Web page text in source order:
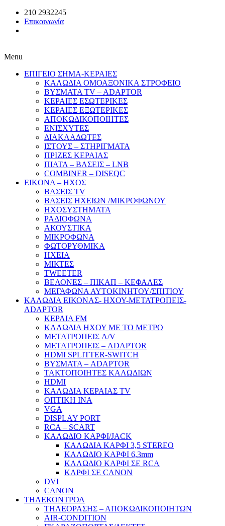
210 2932245
Επικοινωνία
Menu
ΕΠΙΓΕΙΟ ΣΗΜΑ-ΚΕΡΑΙΕΣ
ΚΑΛΩΔΙΑ ΟΜΟΑΞΟΝΙΚΑ ΣΤΡΟΦΕΙΟ
ΒΥΣΜΑΤΑ TV – ADAPTOR
ΚΕΡΑΙΕΣ ΕΣΩΤΕΡΙΚΕΣ
ΚΕΡΑΙΕΣ ΕΞΩΤΕΡΙΚΕΣ
ΑΠΟΚΩΔΙΚΟΠΟΙΗΤΕΣ
ΕΝΙΣΧΥΤΕΣ
ΔΙΑΚΛΑΔΩΤΕΣ
ΙΣΤΟΥΣ – ΣΤΗΡΙΓΜΑΤΑ
ΠΡΙΖΕΣ ΚΕΡΑΙΑΣ
ΠΙΑΤΑ – ΒΑΣΕΙΣ – LNB
COMBINER – DISEQC
EIKONA – ΗΧΟΣ
ΒΑΣΕΙΣ TV
ΒΑΣΕΙΣ ΗΧΕΙΩΝ /ΜΙΚΡΟΦΩΝΟΥ
ΗΧΟΣΥΣΤΗΜΑΤΑ
ΡΑΔΙΟΦΩΝΑ
ΑΚΟΥΣΤΙΚΑ
ΜΙΚΡΟΦΩΝΑ
ΦΩΤΟΡΥΘΜΙΚΑ
ΗΧΕΙΑ
ΜΙΚΤΕΣ
TWEETER
ΒΕΛΟΝΕΣ – ΠΙΚΑΠ – ΚΕΦΑΛΕΣ
ΜΕΓΑΦΩΝΑ ΑΥΤΟΚΙΝΗΤΟΥ/ΣΠΙΤΙΟΥ
ΚΑΛΩΔΙΑ ΕΙΚΟΝΑΣ- ΗΧΟΥ-ΜΕΤΑΤΡΟΠΕΙΣ-
ADAPTOR
ΚΕΡΑΙΑ FM
ΚΑΛΩΔΙΑ ΗΧΟΥ ΜΕ ΤΟ ΜΕΤΡΟ
ΜΕΤΑΤΡΟΠΕΙΣ A/V
ΜΕΤΑΤΡΟΠΕΙΣ – ADAPTOR
HDMI SPLITTER-SWITCH
ΒΥΣΜΑΤΑ – ADAPTOR
ΤΑΚΤΟΠΟΙΗΤΕΣ ΚΑΛΩΔΙΩΝ
HDMI
ΚΑΛΩΔΙΑ ΚΕΡΑΙΑΣ TV
ΟΠΤΙΚΗ ΙΝΑ
VGA
DISPLAY PORT
RCA – SCART
ΚΑΛΩΔΙΟ ΚΑΡΦΙ/JACK
ΚΑΛΩΔΙΑ ΚΑΡΦΙ 3,5 STEREO
ΚΑΛΩΔΙΟ ΚΑΡΦΙ 6,3mm
ΚΑΛΩΔΙΟ ΚΑΡΦΙ ΣΕ RCA
ΚΑΡΦΙ ΣΕ CANON
DVI
CANON
ΤΗΛΕΚΟΝΤΡΟΛ
ΤΗΛΕΟΡΑΣΗΣ – ΑΠΟΚΩΔΙΚΟΠΟΙΗΤΩΝ
AIR-CONDITION